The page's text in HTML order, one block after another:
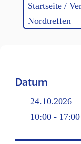
Startseite/
Nordtreffen
Datum
24.10.2026
10:00 - 17:00